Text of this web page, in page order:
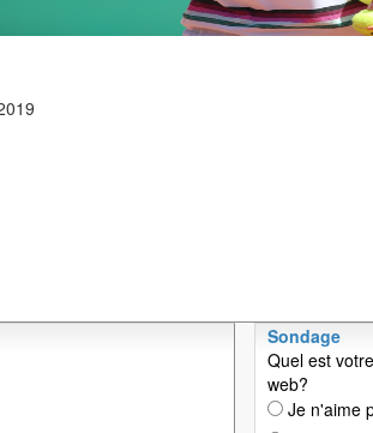
Sondage
Quel est
web?
Je n'aime